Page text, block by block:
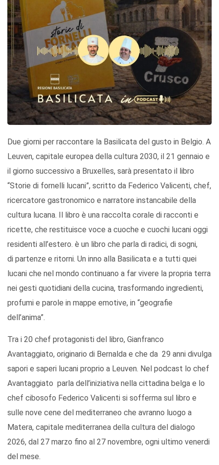
Due giorni per raccontare la Basilicata del gusto in Belgio. A
Leuven, capitale europea della cultura 2030, il 21 gennaio e
il giorno successivo a Bruxelles, sarà presentato il libro
“Storie di fornelli lucani”, scritto da Federico Valicenti, chef,
ricercatore gastronomico e narratore instancabile della
cultura lucana. Il libro è una raccolta corale di racconti e
ricette, che restituisce voce a cuoche e cuochi lucani oggi
residenti all’estero. è un libro che parla di radici, di sogni,
di partenze e ritorni. Un inno alla Basilicata e a tutti quei
lucani che nel mondo continuano a far vivere la propria terra
nei gesti quotidiani della cucina, trasformando ingredienti,
profumi e parole in mappe emotive, in “geografie
dell’anima”.
Tra i 20 chef protagonisti del libro, Gianfranco
Avantaggiato, originario di Bernalda e che da 29 anni divulga
sapori e saperi lucani proprio a Leuven. Nel podcast lo chef
Avantaggiato parla dell’iniziativa nella cittadina belga e lo
chef cibosofo Federico Valicenti si sofferma sul libro e
sulle nove cene del mediterraneo che avranno luogo a
Matera, capitale mediterranea della cultura del dialogo
2026, dal 27 marzo fino al 27 novembre, ogni ultimo venerdi
del mese.